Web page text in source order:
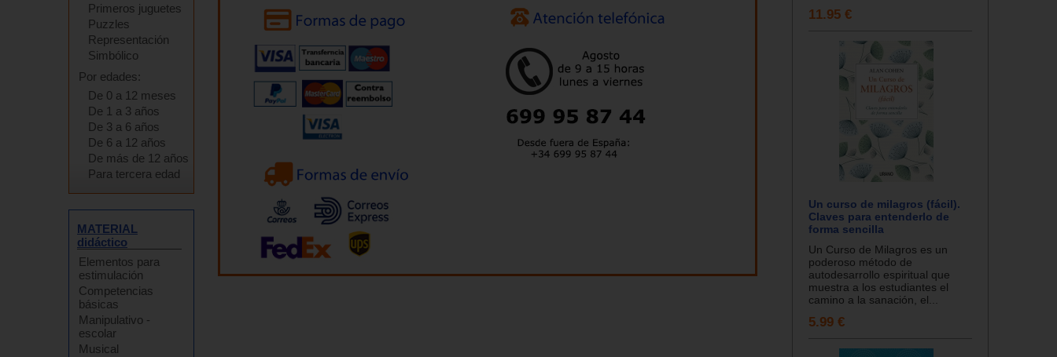
Primeros juguetes
Puzzles
Representación
Simbólico
Por edades:
De 0 a 12 meses
De 1 a 3 años
De 3 a 6 años
De 6 a 12 años
De más de 12 años
Para tercera edad
MATERIAL
didáctico
Elementos para
estimulación
Competencias
básicas
Manipulativo -
escolar
Musical
11.95 €
Un curso de milagros (fácil).
Claves para entenderlo de
forma sencilla
Un Curso de Milagros es un
poderoso método de
autodesarrollo espiritual que
muestra a los estudiantes el
camino a la sanación, el...
5.99 €